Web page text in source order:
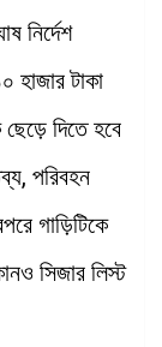
নির্দেশ
হাজার টাকা
ছেড়ে দিতে হবে
পরিবহন
গাড়িটিকে
সিজার লিস্ট